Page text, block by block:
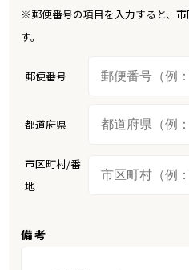
※郵便番号の項目を入力すると、
す。
郵便番号
都道府県
市区町村/番
地
備 考